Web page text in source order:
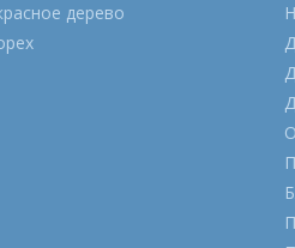
дерево